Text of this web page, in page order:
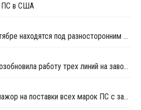
ПС в США
Цены ПС в США в сентябре находятся под разносторонним давлением
Total Petrochemicals возобновила работу трех линий на заводе ПС в Луизиане
Total объявила форс-мажор на поставки всех марок ПС с завода в Луизиане